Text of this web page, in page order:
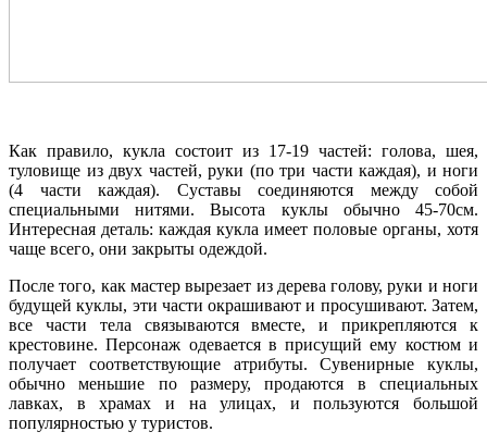
Как правило, кукла состоит из 17-19 частей: голова, шея,
туловище из двух частей, руки (по три части каждая), и ноги
(4 части каждая). Суставы соединяются между собой
специальными нитями. Высота куклы обычно 45-70см.
Интересная деталь: каждая кукла имеет половые органы, хотя
чаще всего, они закрыты одеждой.
После того, как мастер вырезает из дерева голову, руки и ноги
будущей куклы, эти части окрашивают и просушивают. Затем,
все части тела связываются вместе, и прикрепляются к
крестовине. Персонаж одевается в присущий ему костюм и
получает соответствующие атрибуты. Сувенирные куклы,
обычно меньшие по размеру, продаются в специальных
лавках, в храмах и на улицах, и пользуются большой
популярностью у туристов.